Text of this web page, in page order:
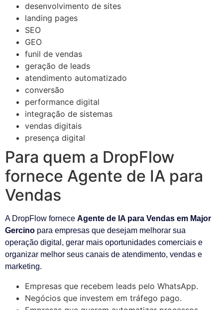
desenvolvimento de sites
landing pages
SEO
GEO
funil de vendas
geração de leads
atendimento automatizado
conversão
performance digital
integração de sistemas
vendas digitais
presença digital
Para quem a DropFlow
fornece Agente de IA para
Vendas
A DropFlow fornece Agente de IA para Vendas em Major
Gercino para empresas que desejam melhorar sua
operação digital, gerar mais oportunidades comerciais e
organizar melhor seus canais de atendimento, vendas e
marketing.
Empresas que recebem leads pelo WhatsApp.
Negócios que investem em tráfego pago.